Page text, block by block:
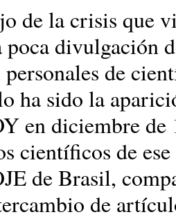
de la crisis que
poca divulgación
personales de
ha sido la
en diciembre de
científicos de
de Brasil,